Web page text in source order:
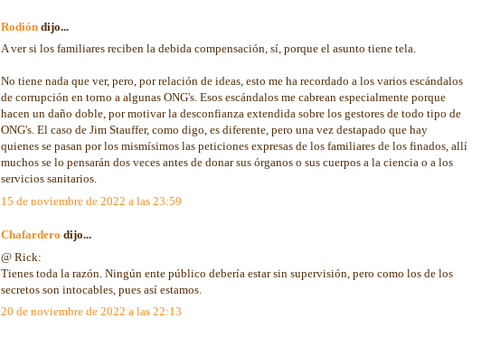
Rodión dijo...
A ver si los familiares reciben la debida compensación, sí, porque el asunto tiene tela.
No tiene nada que ver, pero, por relación de ideas, esto me ha recordado a los varios escándalos
de corrupción en torno a algunas ONG's. Esos escándalos me cabrean especialmente porque
hacen un daño doble, por motivar la desconfianza extendida sobre los gestores de todo tipo de
ONG's. El caso de Jim Stauffer, como digo, es diferente, pero una vez destapado que hay
quienes se pasan por los mismísimos las peticiones expresas de los familiares de los finados, allí
muchos se lo pensarán dos veces antes de donar sus órganos o sus cuerpos a la ciencia o a los
servicios sanitarios.
15 de noviembre de 2022 a las 23:59
Chafardero dijo...
@ Rick:
Tienes toda la razón. Ningún ente público debería estar sin supervisión, pero como los de los
secretos son intocables, pues así estamos.
20 de noviembre de 2022 a las 22:13